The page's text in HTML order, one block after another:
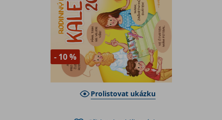
- 10 %
Prolistovat ukázku